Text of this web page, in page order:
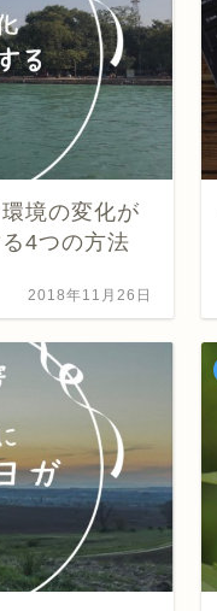
境の変化が
4つの方法
2018年11月26日